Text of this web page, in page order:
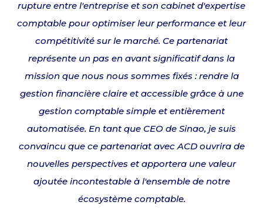
rupture entre l'entreprise et son cabinet d'expertise
comptable pour optimiser leur performance et leur
compétitivité sur le marché. Ce partenariat
représente un pas en avant significatif dans la
mission que nous nous sommes fixés : rendre la
gestion financière claire et accessible grâce à une
gestion comptable simple et entièrement
automatisée. En tant que CEO de Sinao, je suis
convaincu que ce partenariat avec ACD ouvrira de
nouvelles perspectives et apportera une valeur
ajoutée incontestable à l'ensemble de notre
écosystème comptable.